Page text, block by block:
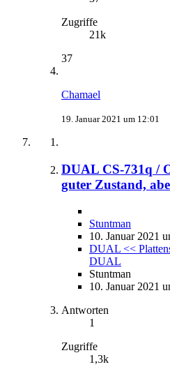
Zugriffe
21k
37
Chamael
19. Januar 2021 um 12:01
DUAL CS-731q /
guter Zustand,
Stuntman
10. Januar 2021
DUAL <<
DUAL
Stuntman
10. Januar 2021
Antworten
1
Zugriffe
1,3k